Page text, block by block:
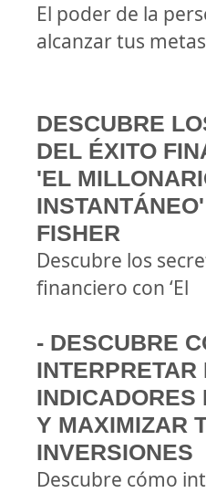
El poder de la
alcanzar tus metas
DESCUBRE
DEL ÉXITO
'EL
FISHER
Descubre los
financiero con ‘El
- DESCUBRE
INTERPRETAR
INDICADORES
Y MAXIMIZAR
INVERSIONES
Descubre cómo